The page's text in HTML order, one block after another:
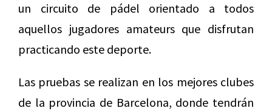
un circuito de pádel orientado a todos
aquellos jugadores amateurs que disfrutan
practicando este deporte.
Las pruebas se realizan en los mejores clubes
de la provincia de Barcelona, donde tendrán